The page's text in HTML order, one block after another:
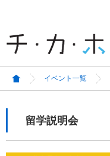
イベント一覧
留学説明会